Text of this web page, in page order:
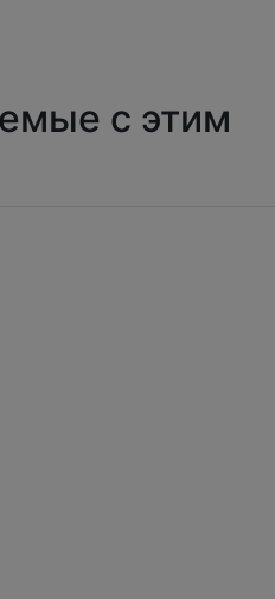
с этим